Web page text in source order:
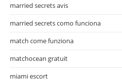
married secrets avis
married secrets como funciona
match come funziona
matchocean gratuit
miami escort